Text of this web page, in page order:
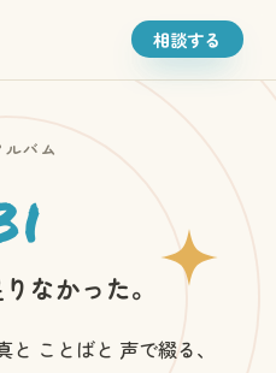
相談する
バム
なかった。
ことばと 声で綴る、